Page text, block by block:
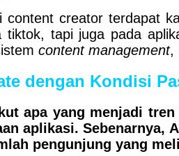
content creator terdapat
tiktok, tapi juga pada
content management,
Kondisi
apa yang menjadi
aplikasi. Sebenarnya,
pengunjung yang